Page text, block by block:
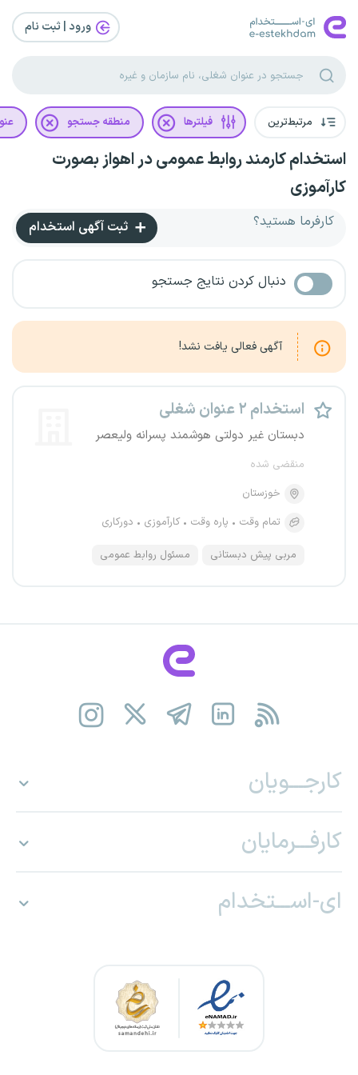
ورود | ثبت‌ نام
مرتبط‌ترین فیلترها منطقه جستجو
استخدام کارمند روابط عمومی در اهواز بصورت
کارآموزی
کارفرما هستید؟ ثبت آگهی استخدام
دنبال کردن نتایج جستجو
آگهی فعالی یافت نشد!
استخدام ۲ عنوان شغلی
دبستان غیر دولتی هوشمند پسرانه ولیعصر
منقضی شده
خوزستان
تمام وقت
پاره وقت کارآموزی دورکاری
مربی پیش دبستانی مسئول روابط عمومی
کارجـــویان
کارفـــرمایان
ای-اســـتخدام